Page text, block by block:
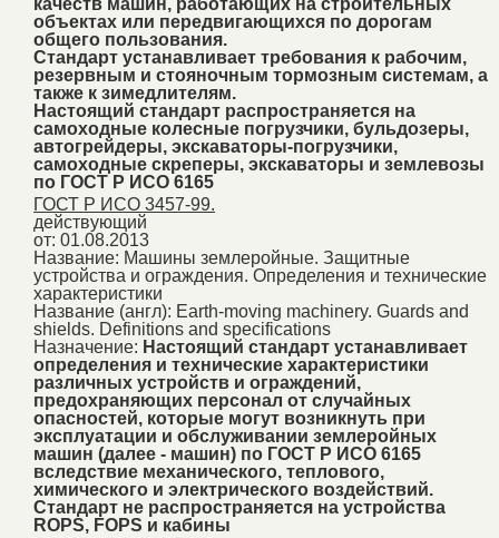
объектах или передвигающихся по дорогам
общего пользования.
Стандарт устанавливает требования к рабочим,
резервным и стояночным тормозным системам, а
также к зимедлителям.
Настоящий стандарт распространяется на
самоходные колесные погрузчики, бульдозеры,
автогрейдеры, экскаваторы-погрузчики,
самоходные скреперы, экскаваторы и землевозы
по ГОСТ Р ИСО 6165
ГОСТ Р ИСО 3457-99.
действующий
от: 01.08.2013
Название: Машины землеройные. Защитные
устройства и ограждения. Определения и технические
характеристики
Название (англ): Earth-moving machinery. Guards and
shields. Definitions and specifications
Назначение: Настоящий стандарт устанавливает
определения и технические характеристики
различных устройств и ограждений,
предохраняющих персонал от случайных
опасностей, которые могут возникнуть при
эксплуатации и обслуживании землеройных
машин (далее - машин) по ГОСТ Р ИСО 6165
вследствие механического, теплового,
химического и электрического воздействий.
Стандарт не распространяется на устройства
ROPS, FOPS и кабины